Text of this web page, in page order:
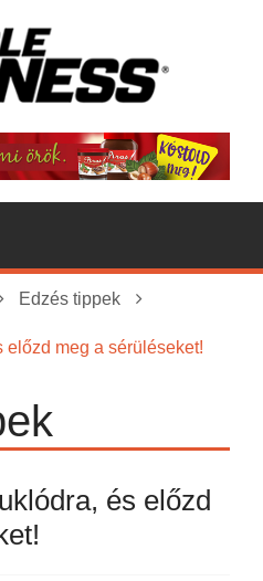
Edzés tippek
előzd meg a sérüléseket!
és előzd